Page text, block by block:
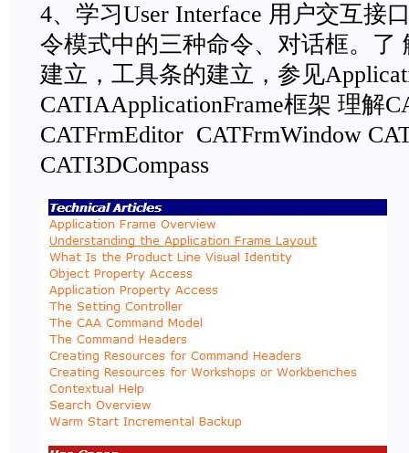
4、学习User Interface 用户交互接
令模式中的三种命令、对话框。了
建立，工具条的建立，参见
CATIAApplicationFrame框架 理解
CATFrmEditor CATFrmWindow
CATI3DCompass